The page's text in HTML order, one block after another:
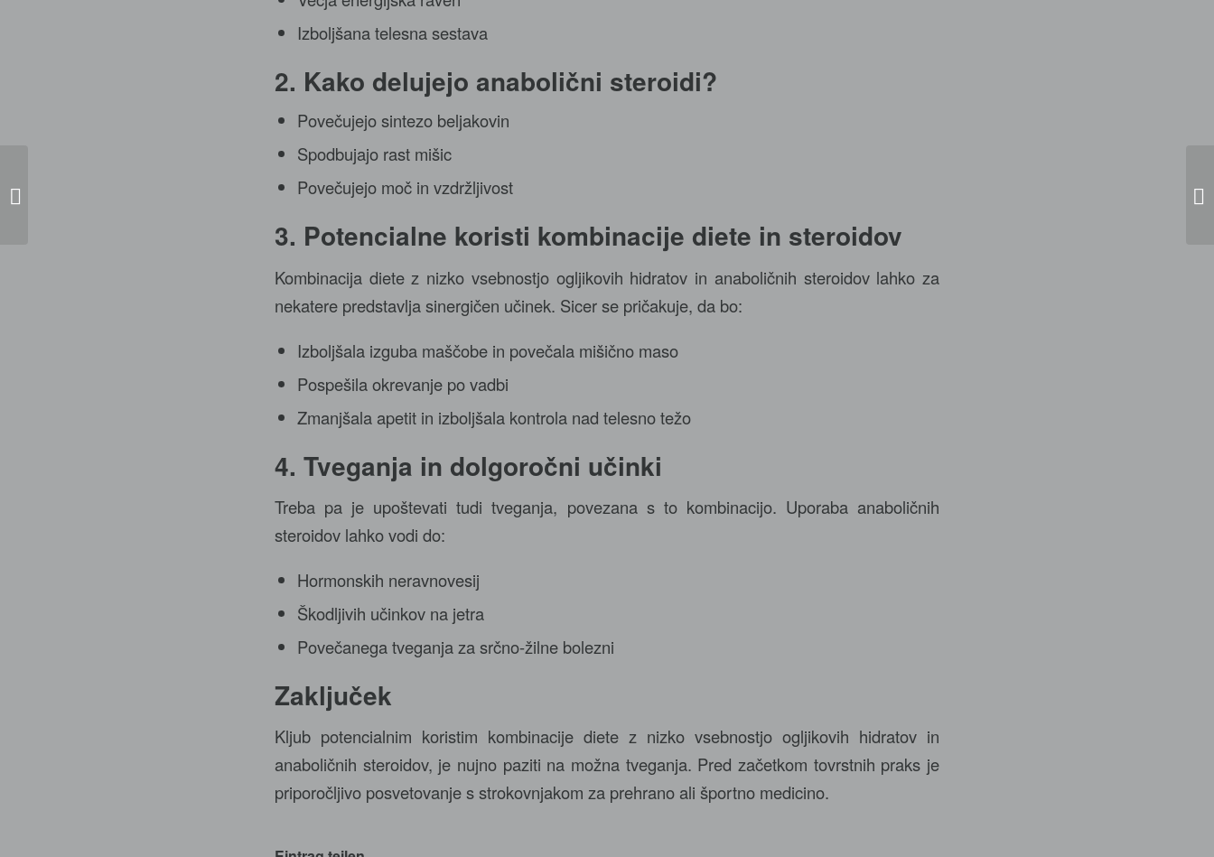
Izboljšana telesna sestava
2. Kako delujejo anabolični steroidi?
Povečujejo sintezo beljakovin
Spodbujajo rast mišic
Povečujejo moč in vzdržljivost
3. Potencialne koristi kombinacije diete in steroidov
Kombinacija diete z nizko vsebnostjo ogljikovih hidratov in anaboličnih steroidov lahko za
nekatere predstavlja sinergičen učinek. Sicer se pričakuje, da bo:
Izboljšala izguba maščobe in povečala mišično maso
Pospešila okrevanje po vadbi
Zmanjšala apetit in izboljšala kontrola nad telesno težo
4. Tveganja in dolgoročni učinki
Treba pa je upoštevati tudi tveganja, povezana s to kombinacijo. Uporaba anaboličnih
steroidov lahko vodi do:
Hormonskih neravnovesij
Škodljivih učinkov na jetra
Povečanega tveganja za srčno-žilne bolezni
Zaključek
Kljub potencialnim koristim kombinacije diete z nizko vsebnostjo ogljikovih hidratov in
anaboličnih steroidov, je nujno paziti na možna tveganja. Pred začetkom tovrstnih praks je
priporočljivo posvetovanje s strokovnjakom za prehrano ali športno medicino.